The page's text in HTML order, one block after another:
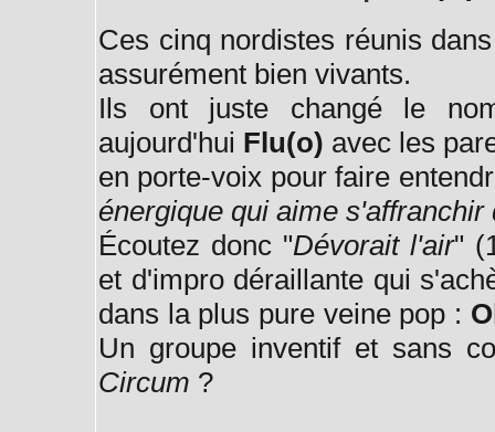
Ces cinq nordistes réunis
assurément bien vivants.
Ils ont juste changé le
aujourd'hui Flu(o) avec les
en porte-voix pour faire
énergique qui aime s'affranchir
Écoutez donc "Dévorait l'air"
et d'impro déraillante qui
dans la plus pure veine pop :
Un groupe inventif et sans
Circum ?